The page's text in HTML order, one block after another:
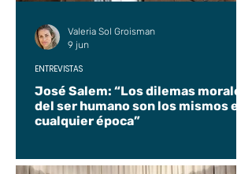
José Salem: “Los dilemas morales
del ser humano son los mismos en
cualquier época”
ENTREVISTAS
Valeria Sol Groisman
9 jun